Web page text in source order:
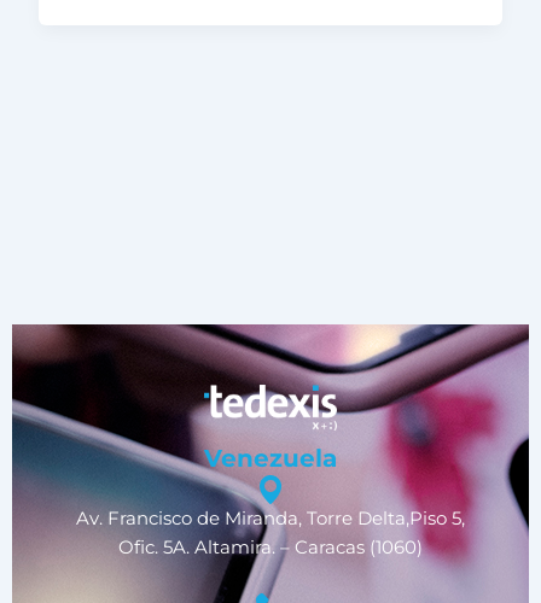
Venezuela
Av. Francisco de Miranda, Torre Delta,Piso 5,
Ofic. 5A. Altamira. – Caracas (1060)